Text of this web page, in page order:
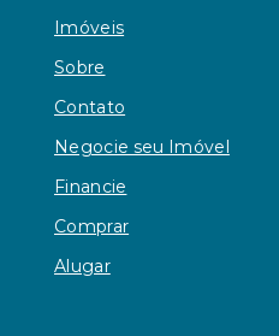
Imóveis
Sobre
Contato
Negocie seu Imóvel
Financie
Comprar
Alugar